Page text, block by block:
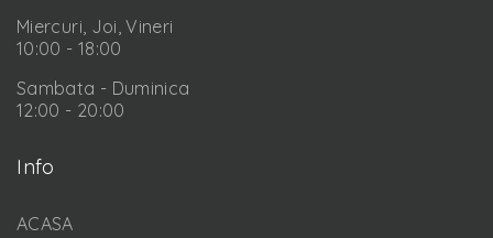
Miercuri, Joi, Vineri
10:00 - 18:00
Sambata - Duminica
12:00 - 20:00
Info
ACASA